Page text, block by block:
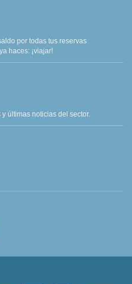
por todas tus reservas
haces: ¡viajar!
últimas noticias del sector.